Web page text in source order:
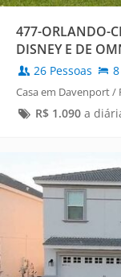
477-ORLANDO-
DISNEY E DE
26 Pessoas
Casa em Davenport /
R$ 1.090a